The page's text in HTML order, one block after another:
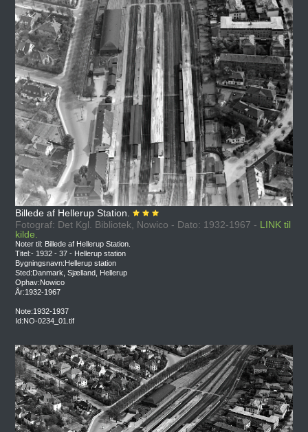
Billede af Hellerup Station.
Fotograf: Det Kgl. Bibliotek, Nowico - Dato: 1932-1967 - LINK til
kilde.
Noter til: Billede af Hellerup Station.
Titel:- 1932 - 37 - Hellerup station
Bygningsnavn:Hellerup station
Sted:Danmark, Sjælland, Hellerup
Ophav:Nowico
År:1932-1967
Note:1932-1937
Id:NO-0234_01.tif